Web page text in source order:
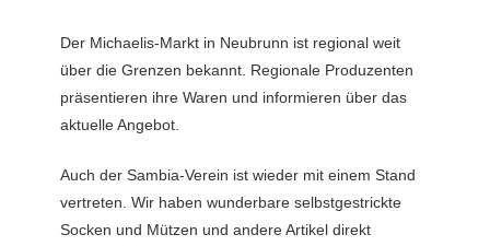
Der Michaelis-Markt in Neubrunn ist regional weit
über die Grenzen bekannt. Regionale Produzenten
präsentieren ihre Waren und informieren über das
aktuelle Angebot.
Auch der Sambia-Verein ist wieder mit einem Stand
vertreten. Wir haben wunderbare selbstgestrickte
Socken und Mützen und andere Artikel direkt